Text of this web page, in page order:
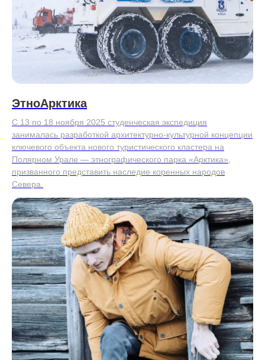
ЭтноАрктика
С 13 по 18 ноября 2025 студенческая экспедиция
занималась разработкой архитектурно-культурной концепции
ключевого объекта нового туристического кластера на
Полярном Урале — этнографического парка «Арктика»,
призванного представить наследие коренных народов
Севера.